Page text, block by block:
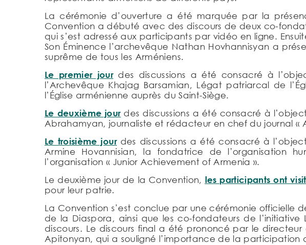
La cérémonie d’ouverture a été marquée par la
Convention a débuté avec des discours de deux co-
qui s’est adressé aux participants par vidéo en ligne.
Son Éminence l’archevêque Nathan Hovhannisyan a
suprême de tous les Arméniens.
Le premier jourdes discussions a été consacré à
l’Archevêque Khajag Barsamian, Légat patriarcal de
l’Église arménienne auprès du Saint-Siège.
Le deuxième jourdes discussions a été consacré à
Abrahamyan, journaliste et rédacteur en chef du journal «
Le troisième jourdes discussions a été consacré à
Armine Hovannisian, la fondatrice de l’organisation
l’organisation « Junior Achievement of Armenia ».
Le deuxième jour de la Convention, les participants ont
pour leur patrie.
La Convention s’est conclue par une cérémonie officielle
de la Diaspora, ainsi que les co-fondateurs de l’initiative Le
discours. Le discours final a été prononcé par le directeur
Apitonyan, qui a souligné l’importance de la